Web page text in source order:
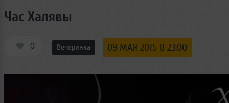
Час Халявы
0 Вечеринка 09 МАЯ 2015 В 23:00